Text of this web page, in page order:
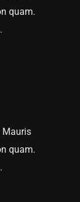
quam.
Mauris
quam.